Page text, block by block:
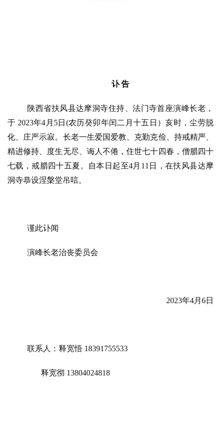
讣 告
陕西省扶风县达摩洞寺住持、法门寺首座演峰长老，
于 2023年4月5日(农历癸卯年闰二月十五日）亥时，尘劳脱
化、庄严示寂。长老一生爱国爱教、克勤克俭、持戒精严、
精进修持、度生无尽、诲人不倦，住世七十四春，僧腊四十
七载，戒腊四十五夏。自本日起至4月11日，在扶风县达摩
洞寺恭设涅槃堂吊唁。
谨此讣闻
演峰长老治丧委员会
2023年4月6日
联系人：释宽悟 18391755533
释宽彻 13804024818